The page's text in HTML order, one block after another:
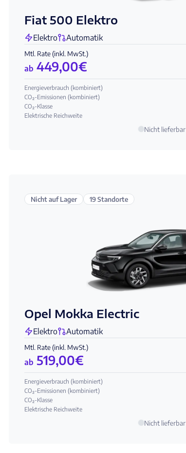
Fiat 500 Elektro
Elektro Automatik
Mtl. Rate (inkl. MwSt.)
ab 449,00€
Energieverbrauch (kombiniert)
CO₂-Emissionen (kombiniert)
CO₂-Klasse
Elektrische Reichweite
Nicht lieferbar
Nicht auf Lager 19 Standorte
Opel Mokka Electric
Elektro Automatik
Mtl. Rate (inkl. MwSt.)
ab 519,00€
Energieverbrauch (kombiniert)
CO₂-Emissionen (kombiniert)
CO₂-Klasse
Elektrische Reichweite
Nicht lieferbar